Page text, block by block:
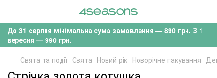
До 31 серпня мінімальна сума замовлення — 890 грн. З 1
вересня — 990 грн.
Свята та події Свята Новий рік Новорічне пакування